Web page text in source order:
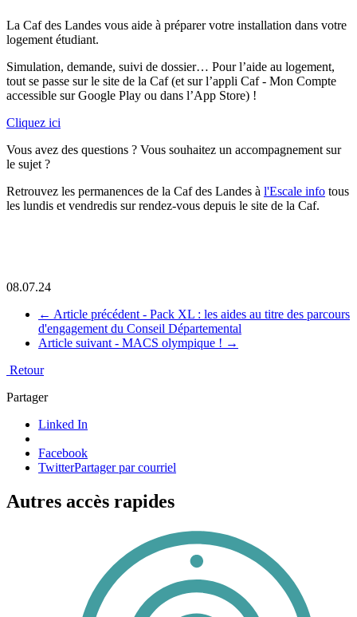
La Caf des Landes vous aide à préparer votre installation dans votre
logement étudiant.
Simulation, demande, suivi de dossier… Pour l’aide au logement,
tout se passe sur le site de la Caf (et sur l’appli Caf - Mon Compte
accessible sur Google Play ou dans l’App Store) !
Cliquez ici
Vous avez des questions ? Vous souhaitez un accompagnement sur
le sujet ?
Retrouvez les permanences de la Caf des Landes à l'Escale info tous
les lundis et vendredis sur rendez-vous depuis le site de la Caf.
08.07.24
← Article précédent - Pack XL : les aides au titre des parcours
d'engagement du Conseil Départemental
Article suivant - MACS olympique ! →
Retour
Partager
Linked In
Facebook
TwitterPartager par courriel
Autres accès rapides